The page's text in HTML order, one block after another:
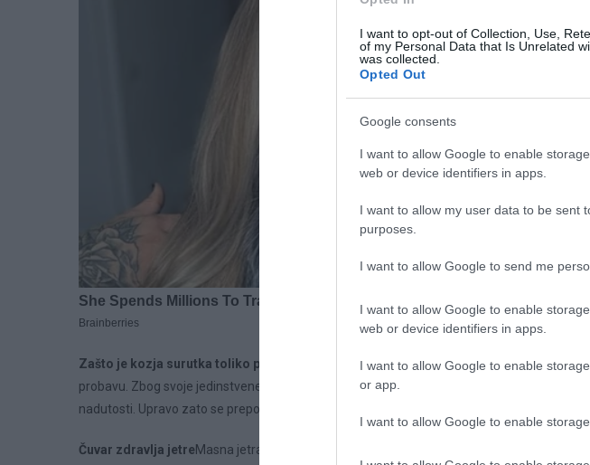
I want to opt-out of Collection, Use,
of my Personal Data that Is Unrelated
was collected.
Opted Out
Google consents
I want to allow Google to enable
web or device identifiers in apps.
I want to allow my user data to be sent
purposes.
I want to allow Google to send me
I want to allow Google to enable
web or device identifiers in apps.
I want to allow Google to enable
or app.
I want to allow Google to enable
Zašto je kozja surutka toliko posebna?
Za razliku od kravljeg mlijeka i njegovih
probavu. Zbog svoje jedinstvene molekularne strukture, brže se apsorbira u tijelu, ne
nadutosti. Upravo zato se preporučuje i osobama koje su osjetljive na laktozu ili koje
Čuvar zdravlja jetreMasna jetra – stanje koje pogađa sve veći broj ljudi, najčešće zbog